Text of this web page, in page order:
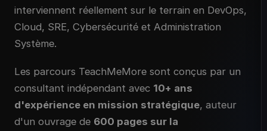
interviennent réellement sur le terrain en DevOps,
Cloud, SRE, Cybersécurité et Administration
Système.
Les parcours TeachMeMore sont conçus par un
consultant indépendant avec 10+ ans
d'expérience en mission stratégique, auteur
d'un ouvrage de 600 pages sur la